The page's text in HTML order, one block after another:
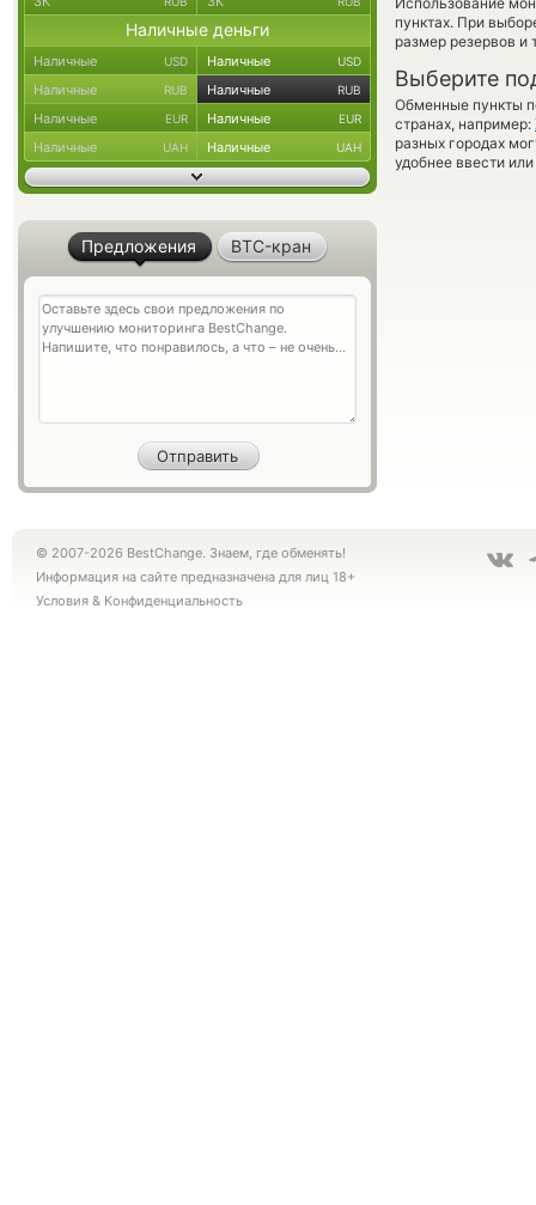
пунктах. При
размер резервов и
Выберите
Обменные пункты
странах, например:
разных городах
удобнее ввести
Наличные деньги
Наличные USD Наличные USD
Наличные RUB Наличные RUB
Наличные EUR Наличные EUR
Наличные UAH Наличные UAH
Предложения BTC-кран
© 2007-2026 BestChange. Знаем, где обменять!
Информация на сайте предназначена для лиц 18+
Условия & Конфиденциальность